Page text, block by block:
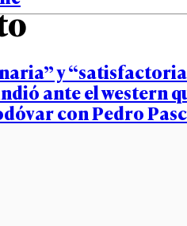
y
ante el western
con Pedro